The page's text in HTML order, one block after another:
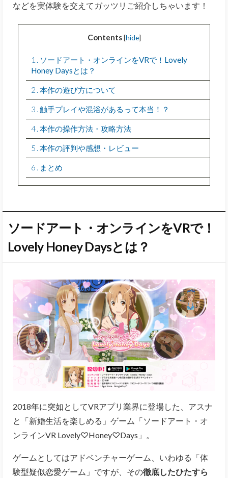
などを実体験を交えてガッツリご紹介しちゃいます！
Contents [hide]
1
ソードアート・オンラインをVRで！Lovely
Honey Daysとは？
2 本作の遊び方について
3 触手プレイや混浴があるって本当！？
4 本作の操作方法・攻略方法
5 本作の評判や感想・レビュー
6 まとめ
ソードアート・オンラインをVRで！
Lovely Honey Daysとは？
2018年に突如としてVRアプリ業界に登場した、アスナ
と「新婚生活を楽しめる」ゲーム「ソードアート・オ
ンラインVR Lovely♡Honey♡Days」。
ゲームとしてはアドベンチャーゲーム、いわゆる「体
験型疑似恋愛ゲーム」ですが、その徹底したひたすら